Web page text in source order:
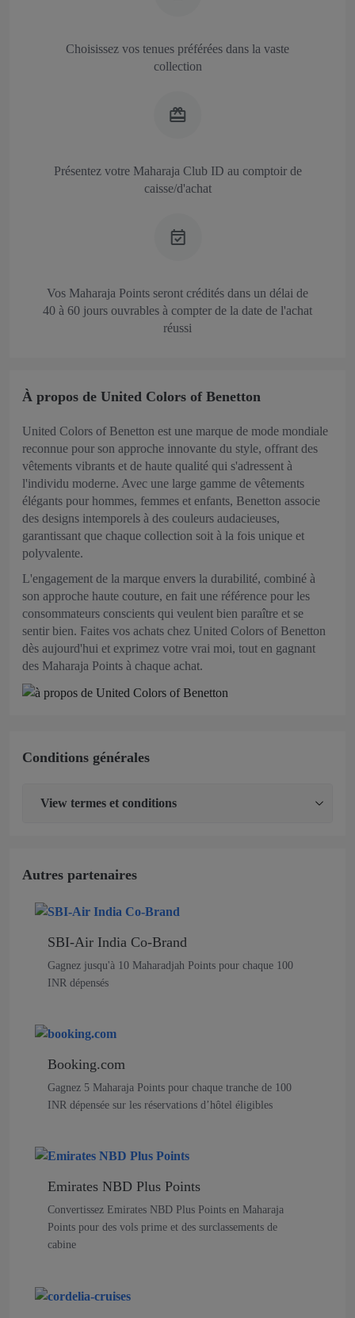
Choisissez vos tenues préférées dans la vaste
collection
Présentez votre Maharaja Club ID au comptoir de
caisse/d'achat
Vos Maharaja Points seront crédités dans un délai de
40 à 60 jours ouvrables à compter de la date de l'achat
réussi
À propos de United Colors of Benetton
United Colors of Benetton est une marque de mode mondiale
reconnue pour son approche innovante du style, offrant des
vêtements vibrants et de haute qualité qui s'adressent à
l'individu moderne. Avec une large gamme de vêtements
élégants pour hommes, femmes et enfants, Benetton associe
des designs intemporels à des couleurs audacieuses,
garantissant que chaque collection soit à la fois unique et
polyvalente.
L'engagement de la marque envers la durabilité, combiné à
son approche haute couture, en fait une référence pour les
consommateurs conscients qui veulent bien paraître et se
sentir bien. Faites vos achats chez United Colors of Benetton
dès aujourd'hui et exprimez votre vrai moi, tout en gagnant
des Maharaja Points à chaque achat.
Conditions générales
View termes et conditions
Autres partenaires
SBI-Air India Co-Brand
Gagnez jusqu'à 10 Maharadjah Points pour chaque 100
INR dépensés
Booking.com
Gagnez 5 Maharaja Points pour chaque tranche de 100
INR dépensée sur les réservations d’hôtel éligibles
Emirates NBD Plus Points
Convertissez Emirates NBD Plus Points en Maharaja
Points pour des vols prime et des surclassements de
cabine